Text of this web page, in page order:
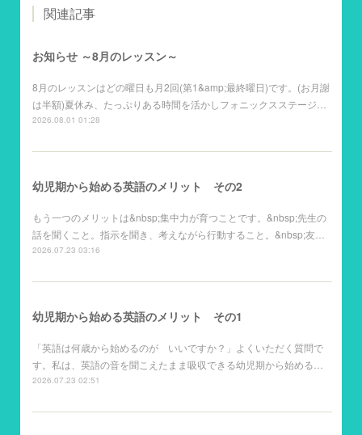
関連記事
お知らせ ～8月のレッスン～
8月のレッスンはどの曜日も月2回(第1&amp;最終曜日)です。(お月謝
は半額)夏休み、たっぷりある時間を活かしフォニックスステージ…
2026.08.01 01:28
幼児期から始める英語のメリット その2
もう一つのメリットは&nbsp;集中力が育つことです。&nbsp;先生の
話を聞くこと。指示を聞き、考えながら行動すること。&nbsp;友…
2026.07.23 03:16
幼児期から始める英語のメリット その1
「英語は何歳から始めるのが いいですか？」よくいただく質問で
す。私は、英語の音を聞こえたまま吸収できる幼児期から始める…
2026.07.23 02:51